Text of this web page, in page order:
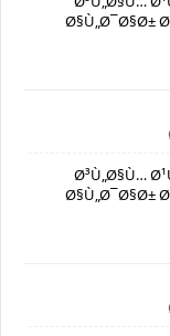
Ø§Ù„Ø¯Ø§Ø±
Ø³Ù„Ø§Ù…
Ø§Ù„Ø¯Ø§Ø±